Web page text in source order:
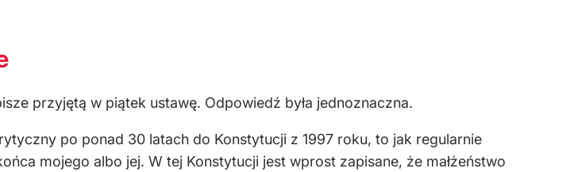
przyjętą w piątek ustawę. Odpowiedź była jednoznaczna.
po ponad 30 latach do Konstytucji z 1997 roku, to jak regularnie
mojego albo jej. W tej Konstytucji jest wprost zapisane, że małżeństwo